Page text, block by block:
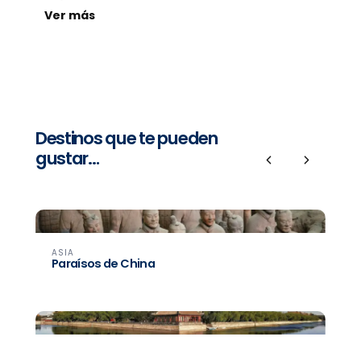
Ver más
Destinos que te pueden
gustar…
PreviousNext
ASIA
Paraísos de China